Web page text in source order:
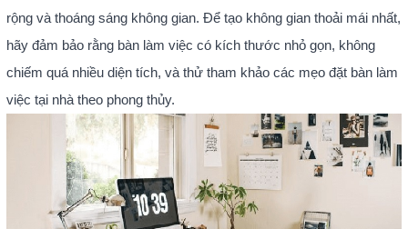
rộng và thoáng sáng không gian. Để tạo không gian thoải mái nhất,
hãy đảm bảo rằng bàn làm việc có kích thước nhỏ gọn, không
chiếm quá nhiều diện tích, và thử tham khảo các mẹo đặt bàn làm
việc tại nhà theo phong thủy.